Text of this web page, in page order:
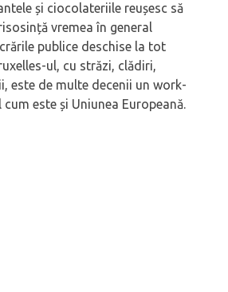
și ciocolateriile reușesc să
vremea în general
publice deschise la tot
ul, cu străzi, clădiri,
este de multe decenii un work-
este și Uniunea Europeană.